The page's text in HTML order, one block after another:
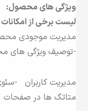
ویژگی های محصول:
لیست برخی از
مدیریت موجودی
-توصیف ویژگی های
مدیریت کاربران -
متاتگ ها در صفحات